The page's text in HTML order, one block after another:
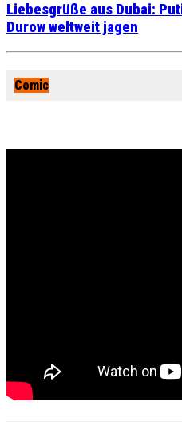
Liebesgrüße aus Dubai:
Durow weltweit jagen
Comic